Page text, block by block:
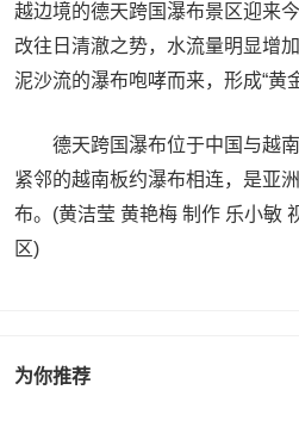
越边境的德天跨国瀑布景区迎来
改往日清澈之势，水流量明显增
泥沙流的瀑布咆哮而来，形成“黄
德天跨国瀑布位于中国与越
紧邻的越南板约瀑布相连，是亚
布。(黄洁莹 黄艳梅 制作 乐小敏
区)
为你推荐